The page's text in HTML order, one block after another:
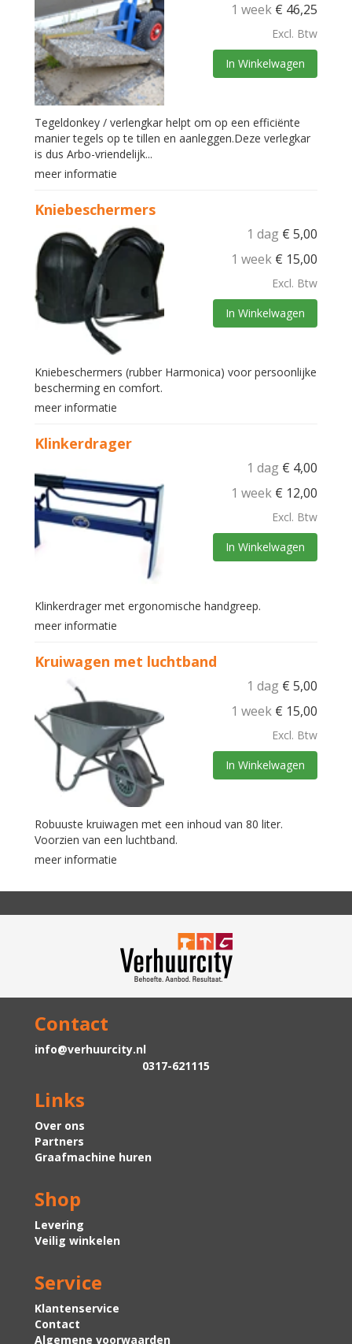
1 week € 46,25
Excl. Btw
In Winkelwagen
Tegeldonkey / verlengkar helpt om op een efficiënte
manier tegels op te tillen en aanleggen.Deze verlegkar
is dus Arbo-vriendelijk...
meer informatie
Kniebeschermers
1 dag € 5,00
1 week € 15,00
Excl. Btw
In Winkelwagen
Kniebeschermers (rubber Harmonica) voor persoonlijke
bescherming en comfort.
meer informatie
Klinkerdrager
1 dag € 4,00
1 week € 12,00
Excl. Btw
In Winkelwagen
Klinkerdrager met ergonomische handgreep.
meer informatie
Kruiwagen met luchtband
1 dag € 5,00
1 week € 15,00
Excl. Btw
In Winkelwagen
Robuuste kruiwagen met een inhoud van 80 liter.
Voorzien van een luchtband.
meer informatie
Contact
info@verhuurcity.nl
0317-621115
Links
Over ons
Partners
Graafmachine huren
Shop
Levering
Veilig winkelen
Service
Klantenservice
Contact
Algemene voorwaarden